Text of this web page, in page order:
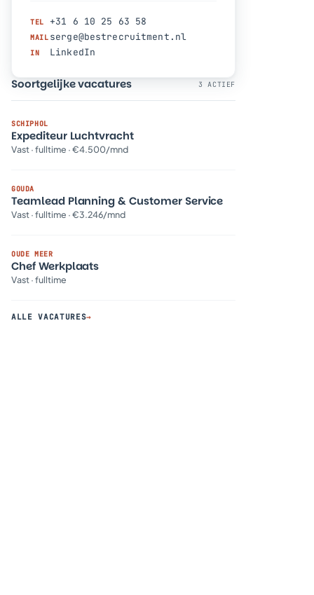
TEL +31 6 10 25 63 58
MAIL serge@bestrecruitment.nl
IN LinkedIn
Soortgelijke vacatures 3 ACTIEF
SCHIPHOL
Expediteur Luchtvracht
Vast · fulltime · €4.500/mnd
GOUDA
Teamlead Planning & Customer Service
Vast · fulltime · €3.246/mnd
OUDE MEER
Chef Werkplaats
Vast · fulltime
ALLE VACATURES→